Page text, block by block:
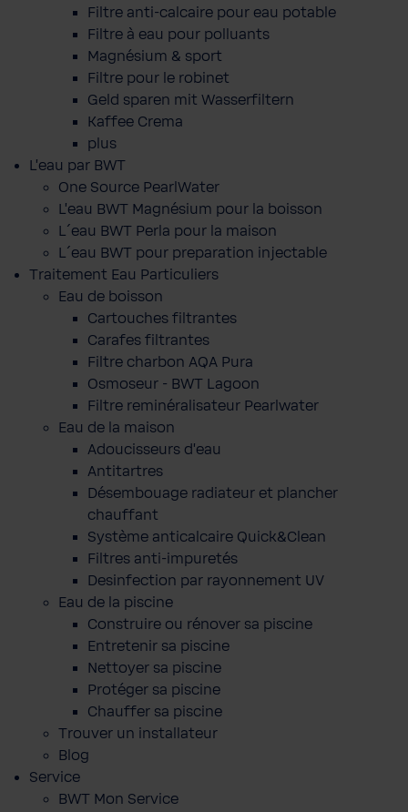
Filtre anti-calcaire pour eau potable
Filtre à eau pour polluants
Magnésium & sport
Filtre pour le robinet
Geld sparen mit Wasserfiltern
Kaffee Crema
plus
L'eau par BWT
One Source PearlWater
L’eau BWT Magnésium pour la boisson
L´eau BWT Perla pour la maison
L´eau BWT pour preparation injectable
Traitement Eau Particuliers
Eau de boisson
Cartouches filtrantes
Carafes filtrantes
Filtre charbon AQA Pura
Osmoseur - BWT Lagoon
Filtre reminéralisateur Pearlwater
Eau de la maison
Adoucisseurs d'eau
Antitartres
Désembouage radiateur et plancher
chauffant
Système anticalcaire Quick&Clean
Filtres anti-impuretés
Desinfection par rayonnement UV
Eau de la piscine
Construire ou rénover sa piscine
Entretenir sa piscine
Nettoyer sa piscine
Protéger sa piscine
Chauffer sa piscine
Trouver un installateur
Blog
Service
BWT Mon Service